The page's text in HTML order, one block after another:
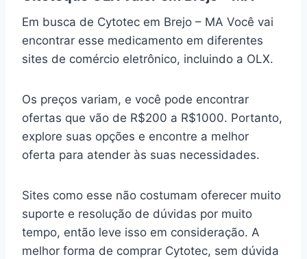
Em busca de Cytotec em Brejo – MA Você vai
encontrar esse medicamento em diferentes
sites de comércio eletrônico, incluindo a OLX.
Os preços variam, e você pode encontrar
ofertas que vão de R$200 a R$1000. Portanto,
explore suas opções e encontre a melhor
oferta para atender às suas necessidades.
Sites como esse não costumam oferecer muito
suporte e resolução de dúvidas por muito
tempo, então leve isso em consideração. A
melhor forma de comprar Cytotec, sem dúvida